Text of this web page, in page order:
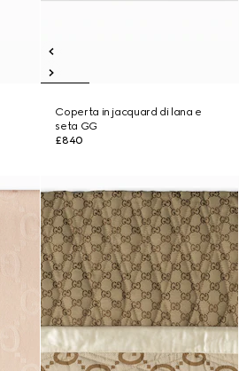
Coperta in jacquard di lana e
seta GG
£840